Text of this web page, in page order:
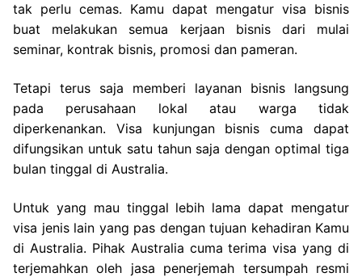
tak perlu cemas. Kamu dapat mengatur visa bisnis
buat melakukan semua kerjaan bisnis dari mulai
seminar, kontrak bisnis, promosi dan pameran.
Tetapi terus saja memberi layanan bisnis langsung
pada perusahaan lokal atau warga tidak
diperkenankan. Visa kunjungan bisnis cuma dapat
difungsikan untuk satu tahun saja dengan optimal tiga
bulan tinggal di Australia.
Untuk yang mau tinggal lebih lama dapat mengatur
visa jenis lain yang pas dengan tujuan kehadiran Kamu
di Australia. Pihak Australia cuma terima visa yang di
terjemahkan oleh jasa penerjemah tersumpah resmi